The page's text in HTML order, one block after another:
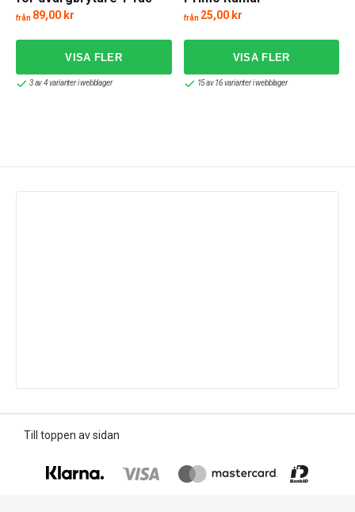
10-16kV
från 89,00 kr
3 av 4 varianter i webblager
från 25,00 kr
15 av 16 varianter i webblager
Till toppen av sidan